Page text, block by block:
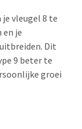
vleugel 8 te
en je
Dit
9 beter te
groei